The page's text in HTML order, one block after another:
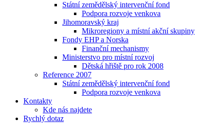
Státní zemědělský intervenční fond
Podpora rozvoje venkova
Jihomoravský kraj
Mikroregiony a místní akční skupiny
Fondy EHP a Norska
Finanční mechanismy
Ministerstvo pro místní rozvoj
Dětská hřiště pro rok 2008
Reference 2007
Státní zemědělský intervenční fond
Podpora rozvoje venkova
Kontakty
Kde nás najdete
Rychlý dotaz